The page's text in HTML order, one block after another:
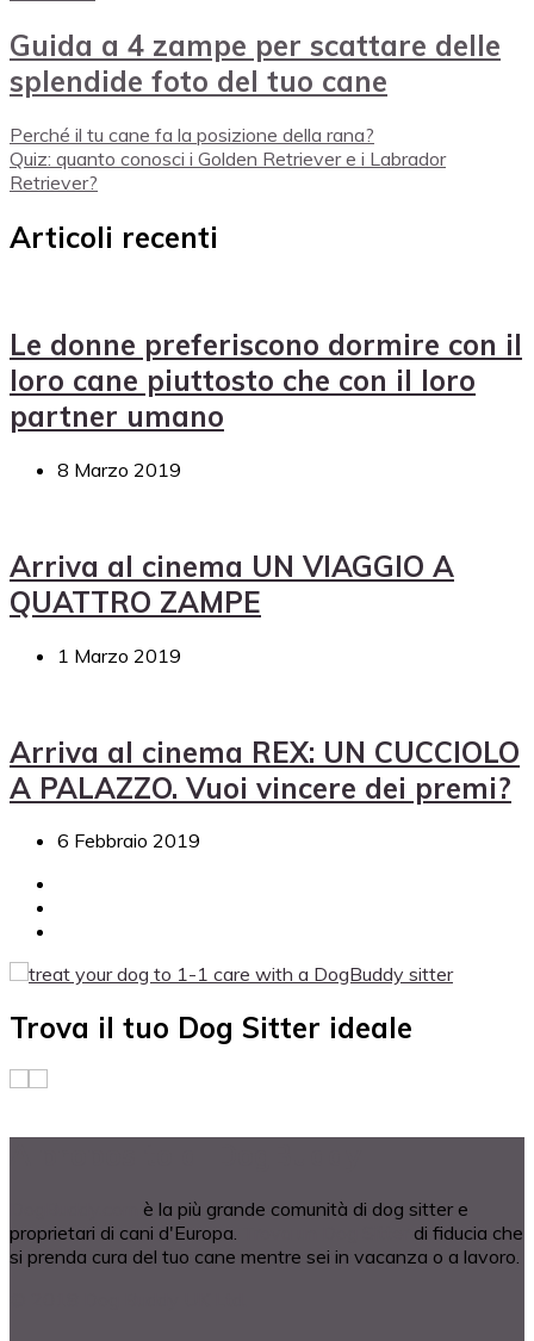
Guida a 4 zampe per scattare delle
splendide foto del tuo cane
Perché il tu cane fa la posizione della rana?
Quiz: quanto conosci i Golden Retriever e i Labrador
Retriever?
Articoli recenti
Le donne preferiscono dormire con il
loro cane piuttosto che con il loro
partner umano
8 Marzo 2019
Arriva al cinema UN VIAGGIO A
QUATTRO ZAMPE
1 Marzo 2019
Arriva al cinema REX: UN CUCCIOLO
A PALAZZO. Vuoi vincere dei premi?
6 Febbraio 2019
Trova il tuo Dog Sitter ideale
è la più grande comunità di dog sitter e
proprietari di cani d'Europa.
di fiducia che
si prenda cura del tuo cane mentre sei in vacanza o a lavoro.